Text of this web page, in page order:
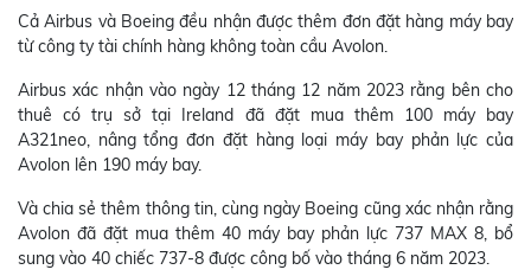
Cả Airbus và Boeing đều nhận được thêm đơn đặt hàng máy bay
từ công ty tài chính hàng không toàn cầu Avolon.
Airbus xác nhận vào ngày 12 tháng 12 năm 2023 rằng bên cho
thuê có trụ sở tại Ireland đã đặt mua thêm 100 máy bay
A321neo, nâng tổng đơn đặt hàng loại máy bay phản lực của
Avolon lên 190 máy bay.
Và chia sẻ thêm thông tin, cùng ngày Boeing cũng xác nhận rằng
Avolon đã đặt mua thêm 40 máy bay phản lực 737 MAX 8, bổ
sung vào 40 chiếc 737-8 được công bố vào tháng 6 năm 2023.